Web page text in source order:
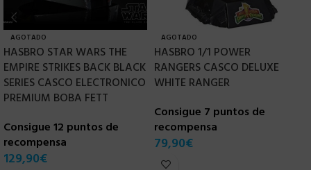
AGOTADO
HASBRO STAR WARS THE
EMPIRE STRIKES BACK BLACK
SERIES CASCO ELECTRONICO
PREMIUM BOBA FETT
Consigue 12 puntos de
recompensa
129,90€
AGOTADO
HASBRO 1/1 POWER
RANGERS CASCO DELUXE
WHITE RANGER
Consigue 7 puntos de
recompensa
79,90€